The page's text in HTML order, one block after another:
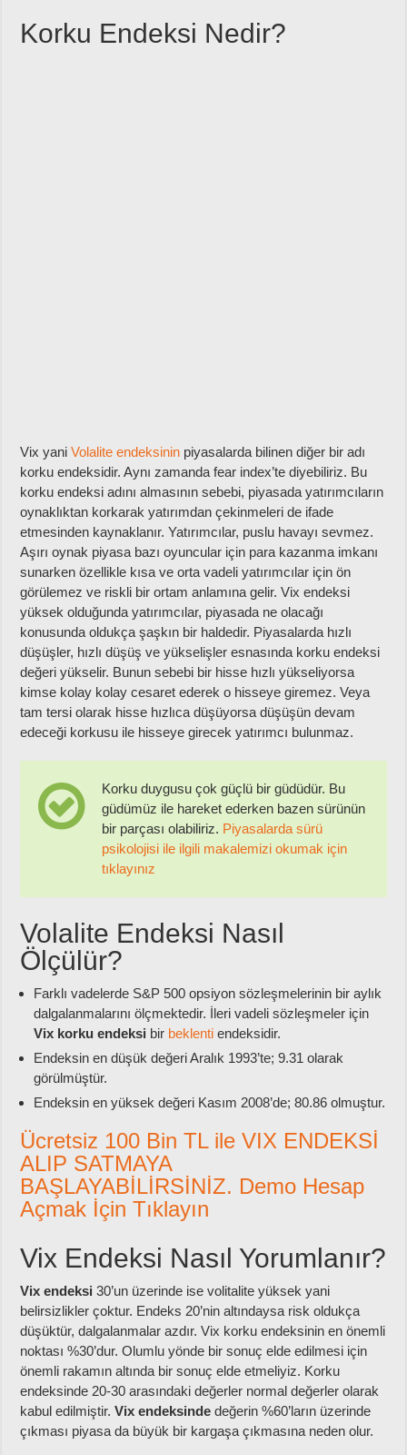
Korku Endeksi Nedir?
Vix yaniVolalite endeksinin piyasalarda bilinen diğer bir adı
korku endeksidir. Aynı zamanda fear index’te diyebiliriz. Bu
korku endeksi adını almasının sebebi, piyasada yatırımcıların
oynaklıktan korkarak yatırımdan çekinmeleri de ifade
etmesinden kaynaklanır. Yatırımcılar, puslu havayı sevmez.
Aşırı oynak piyasa bazı oyuncular için para kazanma imkanı
sunarken özellikle kısa ve orta vadeli yatırımcılar için ön
görülemez ve riskli bir ortam anlamına gelir. Vix endeksi
yüksek olduğunda yatırımcılar, piyasada ne olacağı
konusunda oldukça şaşkın bir haldedir. Piyasalarda hızlı
düşüşler, hızlı düşüş ve yükselişler esnasında korku endeksi
değeri yükselir. Bunun sebebi bir hisse hızlı yükseliyorsa
kimse kolay kolay cesaret ederek o hisseye giremez. Veya
tam tersi olarak hisse hızlıca düşüyorsa düşüşün devam
edeceği korkusu ile hisseye girecek yatırımcı bulunmaz.
Korku duygusu çok güçlü bir güdüdür. Bu
güdümüz ile hareket ederken bazen sürünün
bir parçası olabiliriz. Piyasalarda sürü
psikolojisi ile ilgili makalemizi okumak için
tıklayınız
Volalite Endeksi Nasıl
Ölçülür?
Farklı vadelerde S&P 500 opsiyon sözleşmelerinin bir aylık
dalgalanmalarını ölçmektedir. İleri vadeli sözleşmeler için
Vix korku endeksi bir beklenti endeksidir.
Endeksin en düşük değeri Aralık 1993’te; 9.31 olarak
görülmüştür.
Endeksin en yüksek değeri Kasım 2008’de; 80.86 olmuştur.
Ücretsiz 100 Bin TL ile VIX ENDEKSİ
ALIP SATMAYA
BAŞLAYABİLİRSİNİZ. Demo Hesap
Açmak İçin Tıklayın
Vix Endeksi Nasıl Yorumlanır?
Vix endeksi 30’un üzerinde ise volitalite yüksek yani
belirsizlikler çoktur. Endeks 20’nin altındaysa risk oldukça
düşüktür, dalgalanmalar azdır. Vix korku endeksinin en önemli
noktası %30’dur. Olumlu yönde bir sonuç elde edilmesi için
önemli rakamın altında bir sonuç elde etmeliyiz. Korku
endeksinde 20-30 arasındaki değerler normal değerler olarak
kabul edilmiştir.Vix endeksinde değerin %60’ların üzerinde
çıkması piyasa da büyük bir kargaşa çıkmasına neden olur.